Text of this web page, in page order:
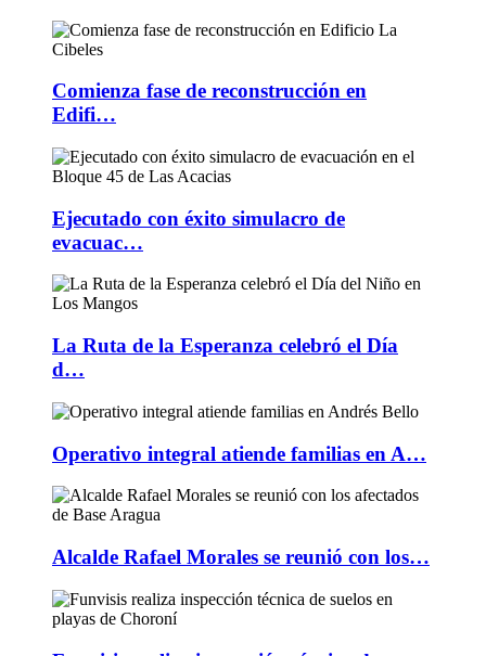
Comienza fase de reconstrucción en
Edifi…
Ejecutado con éxito simulacro de
evacuac…
La Ruta de la Esperanza celebró el Día
d…
Operativo integral atiende familias en A…
Alcalde Rafael Morales se reunió con los…